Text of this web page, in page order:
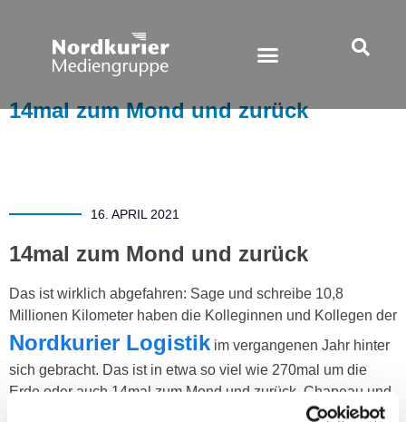
14mal zum Mond und zurück
16. APRIL 2021
14mal zum Mond und zurück
Das ist wirklich abgefahren: Sage und schreibe 10,8
Millionen Kilometer haben die Kolleginnen und Kollegen der
Nordkurier Logistik im vergangenen Jahr hinter
sich gebracht. Das ist in etwa so viel wie 270mal um die
Erde oder auch 14mal zum Mond und zurück. Chapeau und
allen weiterhin eine gute und vor allem sichere Fahrt!